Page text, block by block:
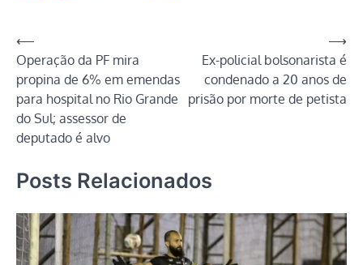
Navegação
de
Post
⟵
Operação da PF mira
propina de 6% em emendas
para hospital no Rio Grande
do Sul; assessor de
deputado é alvo
Ex-policial bolsonarista é
condenado a 20 anos de
prisão por morte de petista
⟶
Posts Relacionados